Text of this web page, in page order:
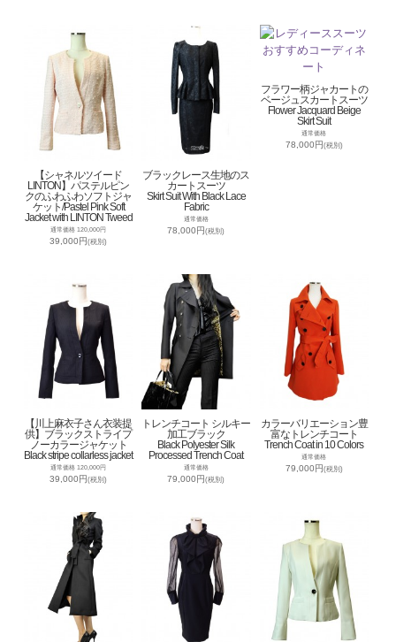
【シャネルツイード
LINTON】パステルピン
クのふわふわソフトジャ
ケット/Pastel Pink Soft
Jacket with LINTON Tweed
通常価格 120,000円
39,000円(税別)
ブラックレース生地のス
カートスーツ
Skirt Suit With Black Lace
Fabric
通常価格
78,000円(税別)
フラワー柄ジャカートの
ベージュスカートスーツ
Flower Jacquard Beige
Skirt Suit
通常価格
78,000円(税別)
【川上麻衣子さん衣装提
供】ブラックストライプ
ノーカラージャケット
Black stripe collarless jacket
通常価格 120,000円
39,000円(税別)
トレンチコート シルキー
加工ブラック
Black Polyester Silk
Processed Trench Coat
通常価格
79,000円(税別)
カラーバリエーション豊
富なトレンチコート
Trench Coat in 10 Colors
通常価格
79,000円(税別)